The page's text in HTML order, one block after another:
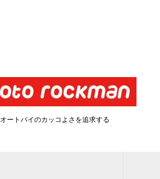
オートバイのカッコよさを追求する